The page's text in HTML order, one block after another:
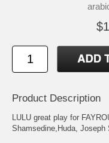
Product Description
LULU great play for
Shamsedine,Huda, Joseph